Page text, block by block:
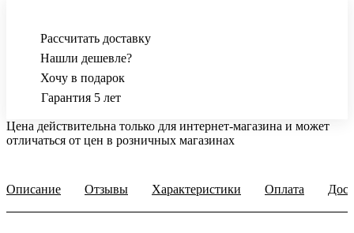
Рассчитать доставку
Нашли дешевле?
Хочу в подарок
Гарантия 5 лет
Цена действительна только для интернет-магазина и может
отличаться от цен в розничных магазинах
Описание Отзывы Характеристики Оплата